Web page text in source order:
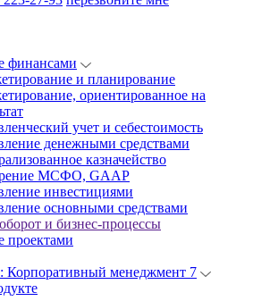
финансами
и планирование
ориентированное на
учет и себестоимость
денежными средствами
казначейство
МСФО, GAAP
инвестициями
основными средствами
и бизнес-процессы
проектами
менеджмент 7